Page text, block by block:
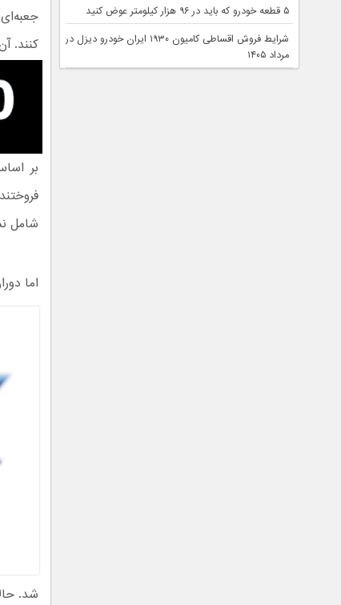
کنند.
شامل
اما
شد.
۵ قطعه خودرو که باید در ۹۶ هزار کیلومتر عوض کنید
شرایط فروش اقساطی کامیون ۱۹۳۰ ایران خودرو دیزل در
مرداد ۱۴۰۵